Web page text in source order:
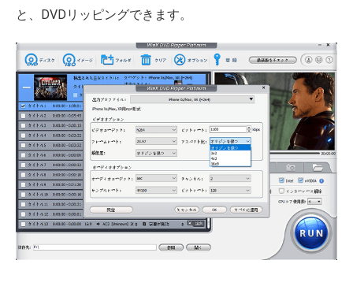
と、DVDリッピングできます。